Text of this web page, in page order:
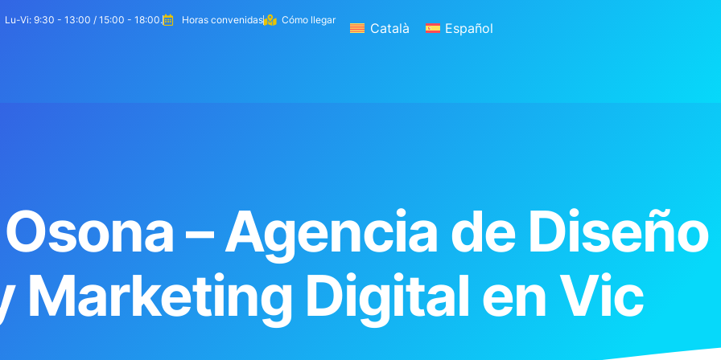
Lu-Vi: 9:30 - 13:00 / 15:00 - 18:00. Horas convenidas Cómo llegar
Català Español
– Agencia de Diseño
Marketing Digital en Vic